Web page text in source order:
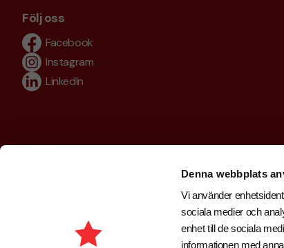
Denna webbplats
Vi använder
sociala medier och
enhet till de sociala
informationen med
Följ oss
Facebook
Instagram
LinkedIn